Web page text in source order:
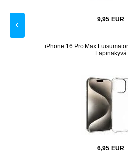
9,95 EUR
iPhone 16 Pro Max
Läpinäkyvä
6,95 EUR